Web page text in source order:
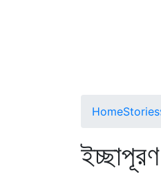
HomeStories